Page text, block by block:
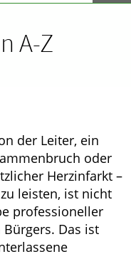
A-Z
der Leiter, ein
oder
Herzinfarkt –
leisten, ist nicht
professioneller
Das ist